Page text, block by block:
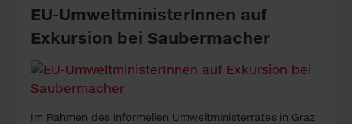
EU-Umwelt­ministerInnen auf
Exkursion bei Saubermacher
Im Rahmen des informellen Umweltministerrates in Graz